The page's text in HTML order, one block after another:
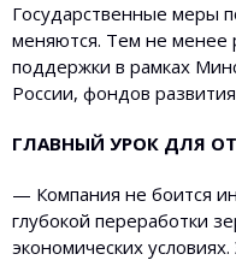
Государственные меры
меняются. Тем не менее
поддержки в рамках
России, фондов
ГЛАВНЫЙ УРОК ДЛЯ
— Компания не боится
глубокой переработки
экономических